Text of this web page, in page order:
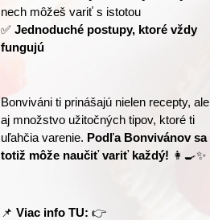
nech môžeš variť s istotou
✅ Jednoduché postupy, ktoré vždy
fungujú
Bonviváni ti prinášajú nielen recepty, ale
aj množstvo užitočných tipov, ktoré ti
uľahčia varenie. Podľa Bonvivánov sa
totiž môže naučiť variť každý! 👩‍🍳✨
📌 Viac info TU: